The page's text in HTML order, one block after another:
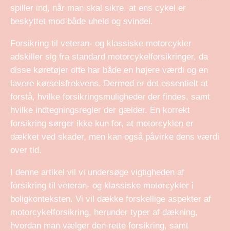
spiller ind, når man skal sikre, at ens cykel er
beskyttet mod både uheld og svindel.
Forsikring til veteran- og klassiske motorcykler
adskiller sig fra standard motorcykelforsikringer, da
disse køretøjer ofte har både en højere værdi og en
lavere kørselsfrekvens. Dermed er det essentielt at
forstå, hvilke forsikringsmuligheder der findes, samt
hvilke indtegningsregler der gælder. En korrekt
forsikring sørger ikke kun for, at motorcyklen er
dækket ved skader, men kan også påvirke dens værdi
over tid.
I denne artikel vil vi undersøge vigtigheden af
forsikring til veteran- og klassiske motorcykler i
boligkonteksten. Vi vil dække forskellige aspekter af
motorcykelforsikring, herunder typer af dækning,
hvordan man vælger den rette forsikring, samt